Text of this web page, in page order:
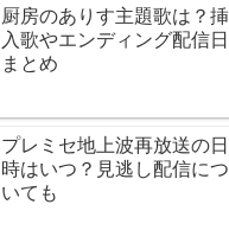
厨房のありす主題歌は？挿
入歌やエンディング配信日
まとめ
プレミセ地上波再放送の日
時はいつ？見逃し配信につ
いても